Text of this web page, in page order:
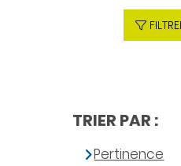
TRIER PAR :
Pertinence